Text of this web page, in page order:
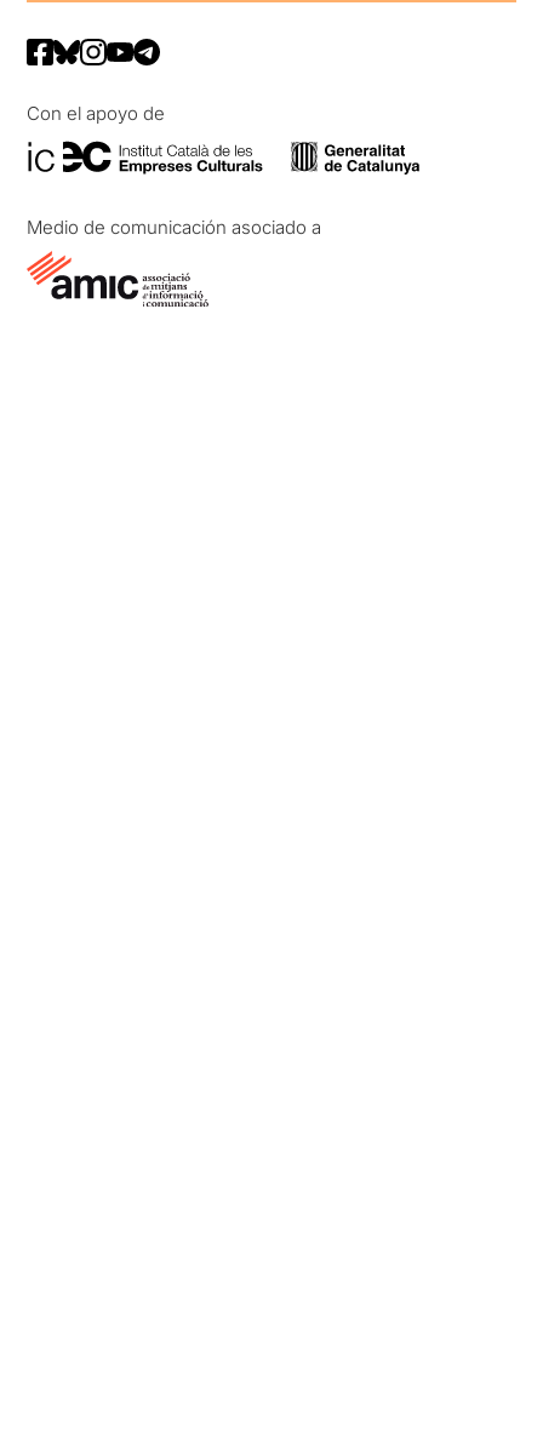
Con el apoyo de
Medio de comunicación asociado a